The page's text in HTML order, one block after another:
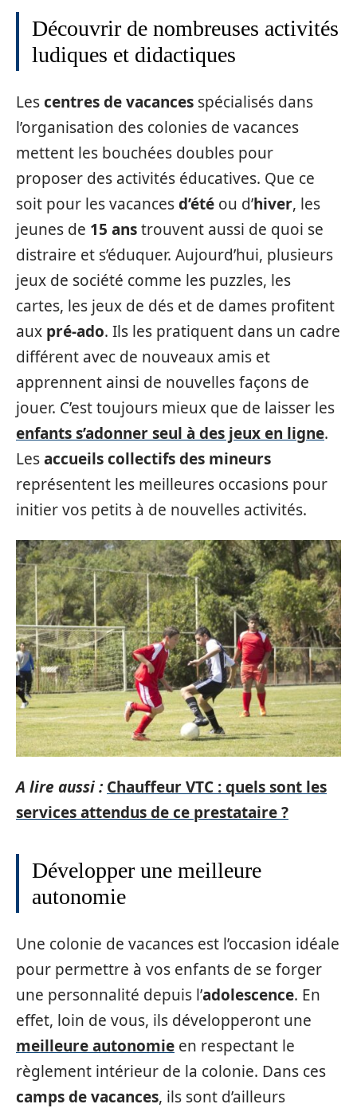
Découvrir de nombreuses activités
ludiques et didactiques
Lescentres de vacances spécialisés dans
l’organisation des colonies de vacances
mettent les bouchées doubles pour
proposer des activités éducatives. Que ce
soit pour les vacancesd’été ou d’hiver, les
jeunes de 15 anstrouvent aussi de quoi se
distraire et s’éduquer. Aujourd’hui, plusieurs
jeux de société comme les puzzles, les
cartes, les jeux de dés et de dames profitent
aux pré-ado. Ils les pratiquent dans un cadre
différent avec de nouveaux amis et
apprennent ainsi de nouvelles façons de
jouer. C’est toujours mieux que de laisser les
enfants s’adonner seul à des jeux en ligne.
Lesaccueils collectifs des mineurs
représentent les meilleures occasions pour
initier vos petits à de nouvelles activités.
A lire aussi : Chauffeur VTC : quels sont les
services attendus de ce prestataire ?
Développer une meilleure
autonomie
Une colonie de vacances est l’occasion idéale
pour permettre à vos enfants de se forger
une personnalité depuis l’adolescence. En
effet, loin de vous, ils développeront une
meilleure autonomie en respectant le
règlement intérieur de la colonie. Dans ces
camps de vacances, ils sont d’ailleurs